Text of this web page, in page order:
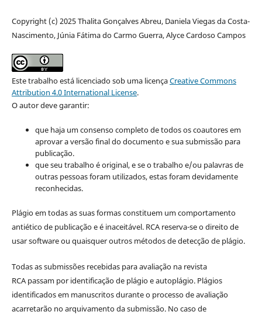
Copyright (c) 2025 Thalita Gonçalves Abreu, Daniela Viegas da Costa-
Nascimento, Júnia Fátima do Carmo Guerra, Alyce Cardoso Campos
Este trabalho está licenciado sob uma licençaCreative Commons
Attribution 4.0 International License.
O autor deve garantir:
que haja um consenso completo de todos os coautores em
aprovar a versão final do documento e sua submissão para
publicação.
que seu trabalho é original, e se o trabalho e/ou palavras de
outras pessoas foram utilizados, estas foram devidamente
reconhecidas.
Plágio em todas as suas formas constituem um comportamento
antiético de publicação e é inaceitável. RCA reserva-se o direito de
usar software ou quaisquer outros métodos de detecção de plágio.
Todas as submissões recebidas para avaliação na revista
RCA passam por identificação de plágio e autoplágio. Plágios
identificados em manuscritos durante o processo de avaliação
acarretarão no arquivamento da submissão. No caso de